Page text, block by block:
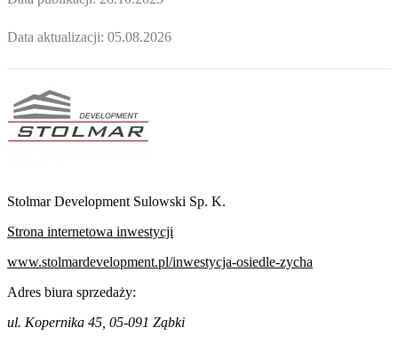
Data aktualizacji: 05.08.2026
Stolmar Development Sulowski Sp. K.
Strona internetowa inwestycji
www.stolmardevelopment.pl/inwestycja-osiedle-zycha
Adres biura sprzedaży:
ul. Kopernika 45, 05-091 Ząbki